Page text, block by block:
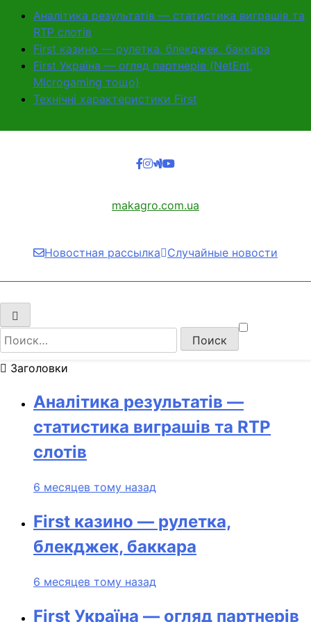
Перейти
содержимому
Аналітика результатів — статистика виграшів та
RTP слотів
First казино — рулетка, блекджек, баккара
First Україна — огляд партнерів (NetEnt,
Microgaming тощо)
Технічні характеристики First
makagro.com.ua
Новостная рассылка Случайные новости
Найти:
Заголовки
Аналітика результатів —
статистика виграшів та RTP
слотів
6 месяцев тому назад
First казино — рулетка,
блекджек, баккара
6 месяцев тому назад
First Україна — огляд партнерів